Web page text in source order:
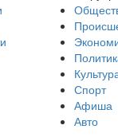
Спорт
Афиша
Авто